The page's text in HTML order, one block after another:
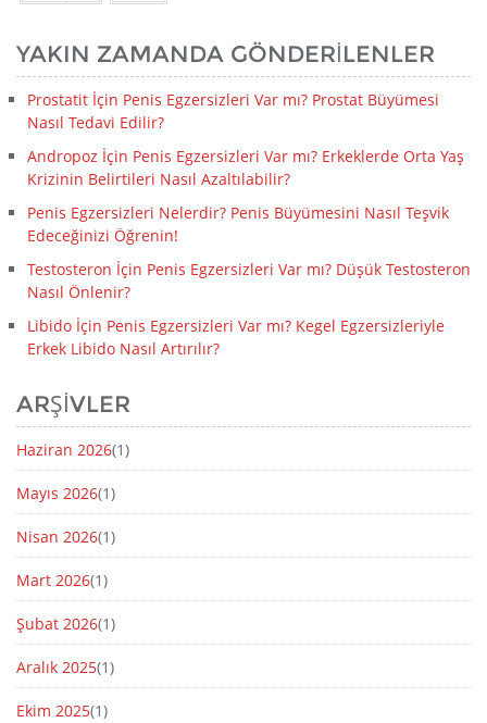
YAKIN ZAMANDA GÖNDERILENLER
Prostatit İçin Penis Egzersizleri Var mı? Prostat Büyümesi
Nasıl Tedavi Edilir?
Andropoz İçin Penis Egzersizleri Var mı? Erkeklerde Orta Yaş
Krizinin Belirtileri Nasıl Azaltılabilir?
Penis Egzersizleri Nelerdir? Penis Büyümesini Nasıl Teşvik
Edeceğinizi Öğrenin!
Testosteron İçin Penis Egzersizleri Var mı? Düşük Testosteron
Nasıl Önlenir?
Libido İçin Penis Egzersizleri Var mı? Kegel Egzersizleriyle
Erkek Libido Nasıl Artırılır?
ARŞIVLER
Haziran 2026(1)
Mayıs 2026(1)
Nisan 2026(1)
Mart 2026(1)
Şubat 2026(1)
Aralık 2025(1)
Ekim 2025(1)